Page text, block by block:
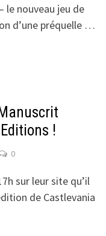
nouveau jeu de
d’une préquelle …
!
0
sur leur site qu’il
de Castlevania